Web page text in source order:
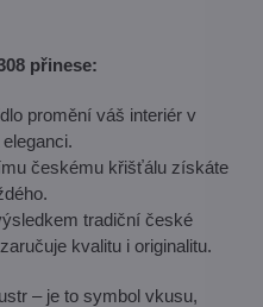
přinese:
promění váš interiér v
českému křišťálu získáte
tradiční české
kvalitu i originalitu.
– je to symbol vkusu,